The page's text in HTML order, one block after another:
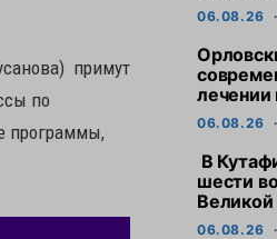
примут
по
программы,
06.08.26
лечении
06.08.26
В
шести
06.08.26